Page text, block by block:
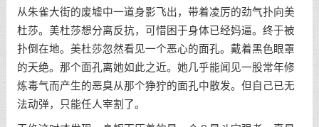
从朱雀大街的废墟中一道身影飞出，带着凌厉的劲气扑向美
杜莎。美杜莎想分离反抗，可惜困于身体已经妈逼。终于被
扑倒在地。美杜莎忽然看见一个恶心的面孔。戴着黑色眼罩
的天绝。那个面孔离她如此之近。她几乎能闻见一股常年修
炼毒气而产生的恶臭从那个狰狞的面孔中散发。但自己已无
法动弹，只能任人宰割了。